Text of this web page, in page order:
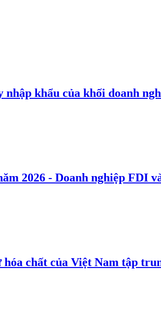
nhập khẩu của khối doanh
2026 - Doanh nghiệp FDI
hóa chất của Việt Nam tập